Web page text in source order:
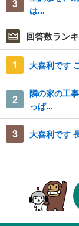
3
は...
回答数ラン
1 大喜利です
2
隣の家の工
っぱ...
3 大喜利です